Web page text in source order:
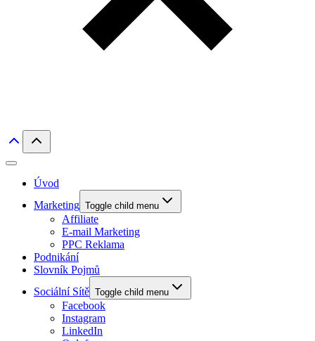
Úvod
Marketing Toggle child menu
Affiliate
E-mail Marketing
PPC Reklama
Podnikání
Slovník Pojmů
Sociální Sítě Toggle child menu
Facebook
Instagram
LinkedIn